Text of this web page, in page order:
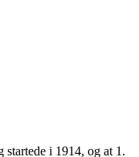
startede i 1914, og at 1.